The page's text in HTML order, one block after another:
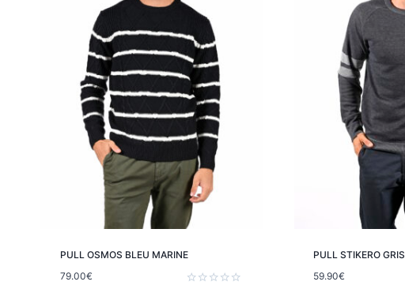
PULL OSMOS BLEU MARINE
79.00€
PULL STIKERO GRIS
59.90€